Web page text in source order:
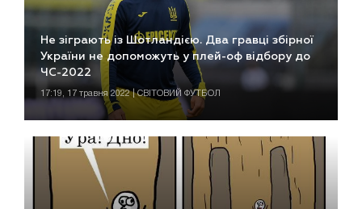
Не зіграють із Шотландією. Два гравці збірної
України не допоможуть у плей-оф відбору до
ЧС-2022
17:19, 17 травня 2022 | СВІТОВИЙ ФУТБОЛ